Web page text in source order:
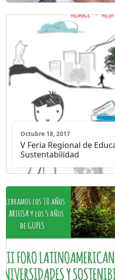
Octubre 18, 2017
V Feria Regional de
Sustentabilidad